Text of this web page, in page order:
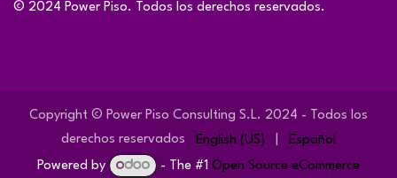
© 2024 Power Piso. Todos los derechos reservados.
Copyright © Power Piso Consulting S.L. 2024 - Todos los
derechos reservados
English (US)
Español
Powered by
- The #1Open Source eCommerce